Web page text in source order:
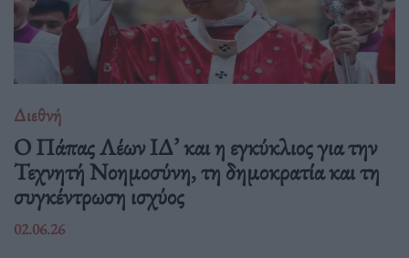
Διεθνή
Ο Πάπας Λέων ΙΔ’ και η εγκύκλιος για την
Τεχνητή Νοημοσύνη, τη δημοκρατία και τη
συγκέντρωση ισχύος
02.06.26